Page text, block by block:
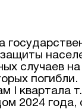
случаев
І квартала
2024